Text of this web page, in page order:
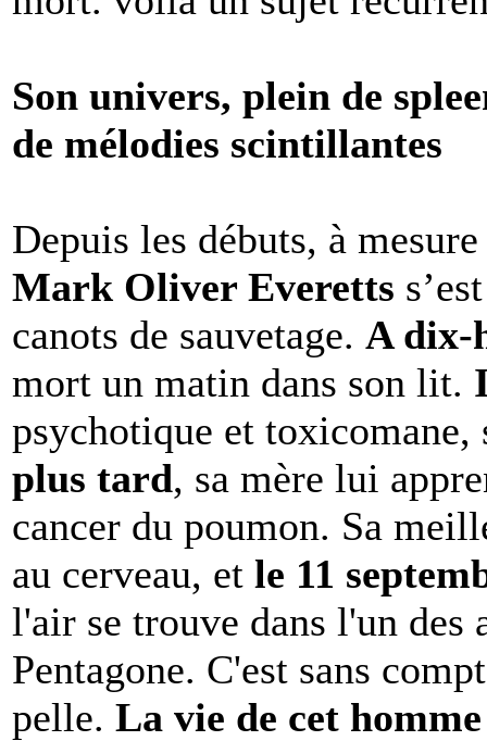
Son univers, plein de
de mélodies scintillantes
Depuis les débuts, à
Mark Oliver Everetts
canots de sauvetage. A dix-
mort un matin dans son lit.
psychotique et
plus tard, sa mère lui
cancer du poumon. Sa
au cerveau, et le 11
l'air se trouve dans l'un des
Pentagone. C'est sans
pelle. La vie de cet